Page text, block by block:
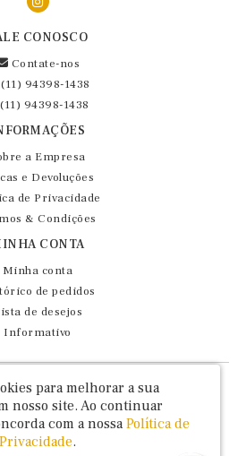
CONOSCO
Contate-nos
(11) 94398-1438
(11) 94398-1438
a Empresa
e Devoluções
de Privacidade
& Condições
CONTA
Minha conta
de pedidos
de desejos
Informativo
Ltda - CNPJ: 60.458.825/0001-86
47 - Brás - São Paulo / SP - CEP 03016-030
para melhorar a sua
nosso site.Ao continuar
com a nossa Política de
Privacidade.